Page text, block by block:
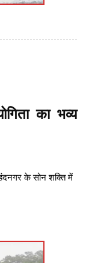
का भव्य
के सोन शक्ति में